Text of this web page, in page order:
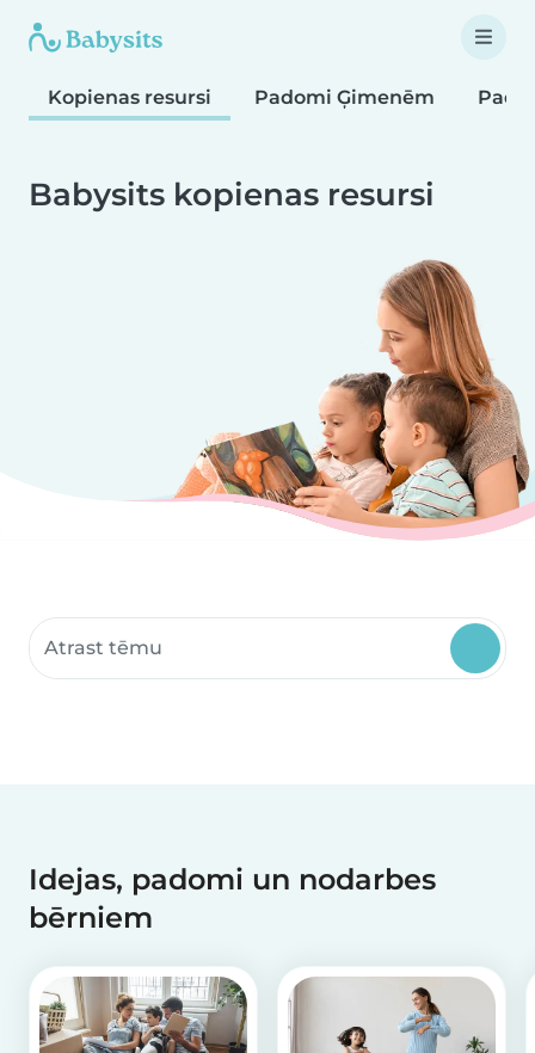
Kopienas resursi Padomi Ģimenēm
Babysits kopienas resursi
Meklēt kopienas resursus
Idejas, padomi un nodarbes
bērniem